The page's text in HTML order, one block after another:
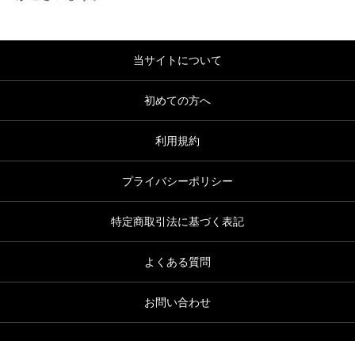
当サイトについて
初めての方へ
利用規約
プライバシーポリシー
特定商取引法に基づく表記
よくある質問
お問い合わせ